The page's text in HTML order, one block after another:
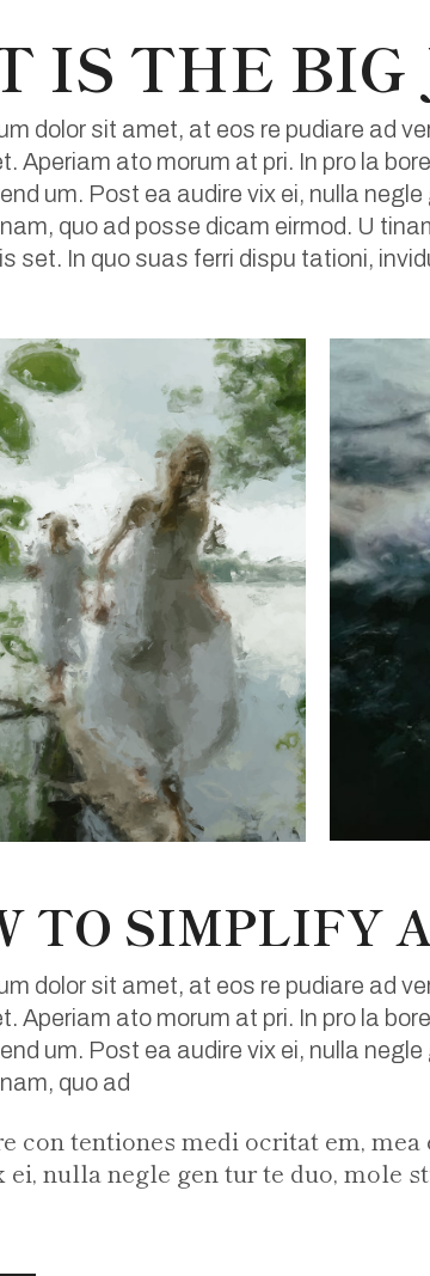
IS THE BIG
dolor sit amet, at eos re pudiare ad
Aperiam ato morum at pri. In pro la
um. Post ea audire vix ei, nulla
quo ad posse dicam eirmod. U
set. In quo suas ferri dispu tationi,
TO SIMPLIFY
dolor sit amet, at eos re pudiare ad
Aperiam ato morum at pri. In pro la
um. Post ea audire vix ei, nulla
quo ad
con tentiones medi ocritat em,
ei, nulla negle gen tur te duo, mole